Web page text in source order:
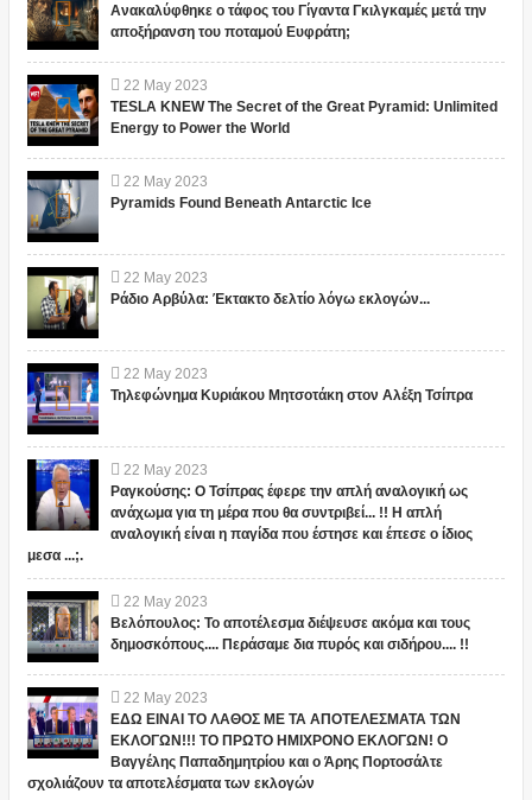
Ανακαλύφθηκε ο τάφος του Γίγαντα Γκιλγκαμές μετά την
αποξήρανση του ποταμού Ευφράτη;
22 May 2023
TESLA KNEW The Secret of the Great Pyramid: Unlimited
Energy to Power the World
22 May 2023
Pyramids Found Beneath Antarctic Ice
22 May 2023
Ράδιο Αρβύλα: Έκτακτο δελτίο λόγω εκλογών...
22 May 2023
Τηλεφώνημα Κυριάκου Μητσοτάκη στον Αλέξη Τσίπρα
22 May 2023
Ραγκούσης: Ο Τσίπρας έφερε την απλή αναλογική ως
ανάχωμα για τη μέρα που θα συντριβεί... !! Η απλή
αναλογική είναι η παγίδα που έστησε και έπεσε ο ίδιος
μεσα ...;.
22 May 2023
Βελόπουλος: Το αποτέλεσμα διέψευσε ακόμα και τους
δημοσκόπους.... Περάσαμε δια πυρός και σιδήρου.... !!
22 May 2023
ΕΔΩ ΕΙΝΑΙ ΤΟ ΛΑΘΟΣ ΜΕ ΤΑ ΑΠΟΤΕΛΕΣΜΑΤΑ ΤΩΝ
ΕΚΛΟΓΩΝ!!! ΤΟ ΠΡΩΤΟ ΗΜΙΧΡΟΝΟ ΕΚΛΟΓΩΝ! Ο
Βαγγέλης Παπαδημητρίου και ο Άρης Πορτοσάλτε
σχολιάζουν τα αποτελέσματα των εκλογών